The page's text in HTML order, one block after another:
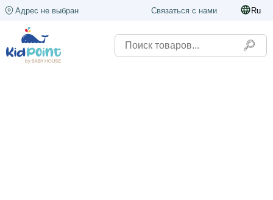
Адрес не выбран Связаться с нами Ru